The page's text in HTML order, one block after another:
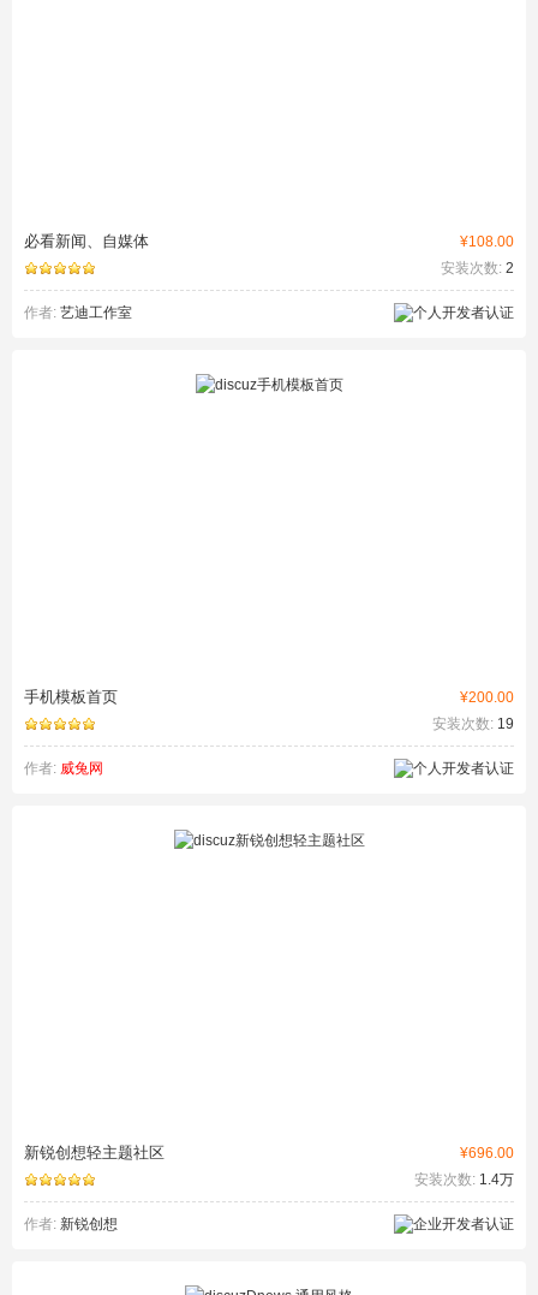
¥108.00
必看新闻、自媒体
安装次数: 2
作者: 艺迪工作室
¥200.00
手机模板首页
安装次数: 19
作者: 威兔网
¥696.00
新锐创想轻主题社区
安装次数: 1.4万
作者: 新锐创想